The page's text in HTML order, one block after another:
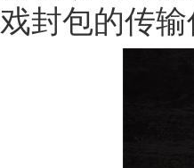
戏封包的传